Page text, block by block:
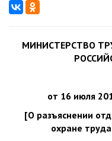
МИНИСТЕРСТВО
от 16 июля
[О разъяснении
охране